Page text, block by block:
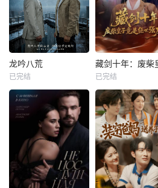
龙吟八荒
已完结 已完结